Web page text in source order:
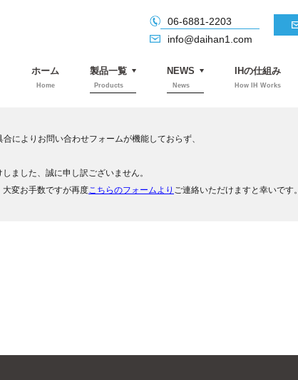
06-6881-2203
info@daihan1.com
ホーム
Home
製品一覧
Products
NEWS
News
IHの仕組み
How IH Works
によりお問い合わせフォームが機能しておらず、
ました、誠に申し訳ございません。
変お手数ですが再度こちらのフォームより ご連絡いただけますと幸いです。